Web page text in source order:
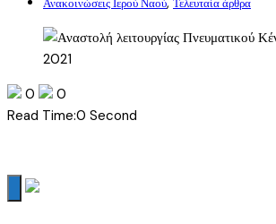
0
0
Read Time:0 Second